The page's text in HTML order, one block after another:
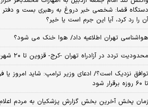
دستگاه قضا: شخصی خبر دروغ به رهبری بست و دفتر
آن را رد کرد، آیا این جرم است یا خیر؟
هواشناسی تهران اطلاعیه داد/ هوا خنک می شود؟
محدودیت تردد در آزادراه تهران -کرج- قزوین تا ۲۰ شهریور + جزئیات
تا ۶۰ روزه برقرار شود
زمان پخش آخرین بخش گزارش پزشکیان به مردم